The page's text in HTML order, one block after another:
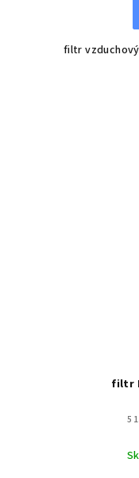
filtr
filtr
5